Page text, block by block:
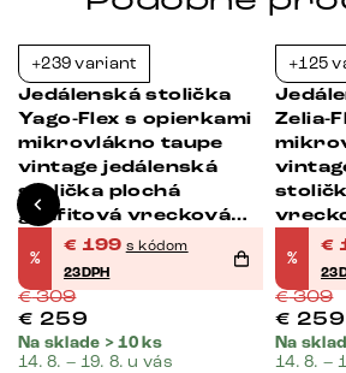
+239 variant
Jedálenská stolička
Yago-Flex s opierkami
mikrovlákno taupe
vintage jedálenská
stolička plochá
grafitová vrecková
pružina
%
€ 199 s kódom
23DPH
€309
€ 259
Na sklade > 10 ks
14. 8. – 19. 8. u vás
+125
Zelia-
%
€
€309
€ 259
Na
14. 8. –